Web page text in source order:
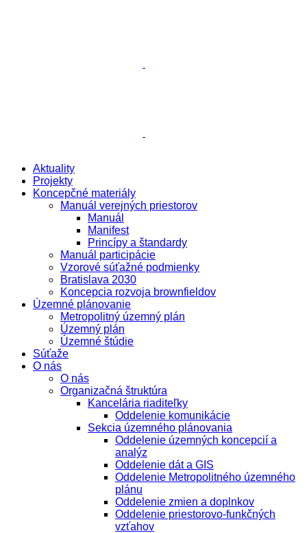
Aktuality
Projekty
Koncepčné materiály
Manuál verejných priestorov
Manuál
Manifest
Princípy a štandardy
Manuál participácie
Vzorové súťažné podmienky
Bratislava 2030
Koncepcia rozvoja brownfieldov
Územné plánovanie
Metropolitný územný plán
Územný plán
Územné štúdie
Súťaže
O nás
O nás
Organizačná štruktúra
Kancelária riaditeľky
Oddelenie komunikácie
Sekcia územného plánovania
Oddelenie územných koncepcií a
analýz
Oddelenie dát a GIS
Oddelenie Metropolitného územného
plánu
Oddelenie zmien a doplnkov
Oddelenie priestorovo-funkčných
vzťahov